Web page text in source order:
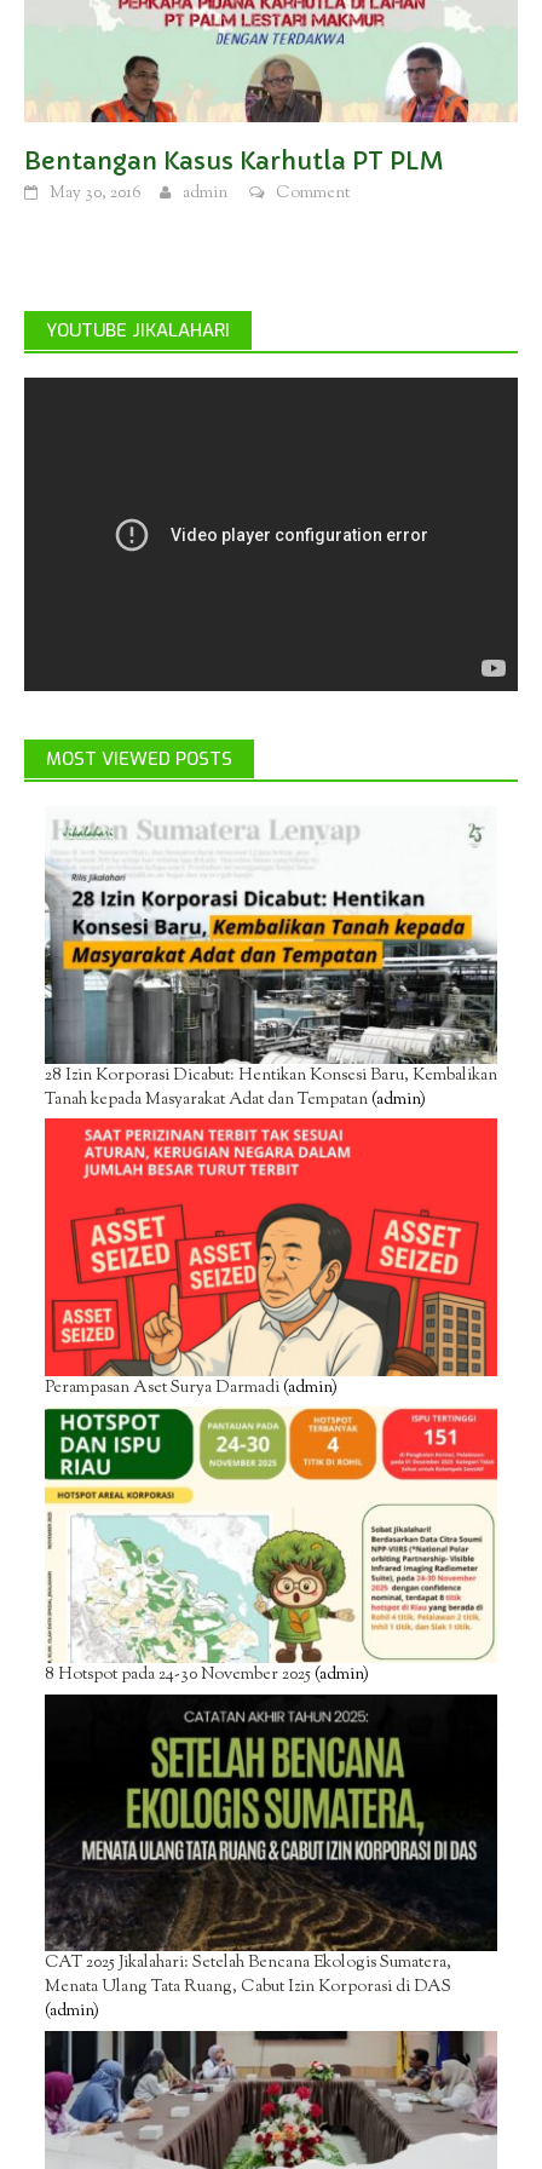
Bentangan Kasus Karhutla PT PLM
May 30, 2016 admin Comment
YOUTUBE JIKALAHARI
MOST VIEWED POSTS
28 Izin Korporasi Dicabut: Hentikan Konsesi Baru, Kembalikan
Tanah kepada Masyarakat Adat dan Tempatan(admin)
Perampasan Aset Surya Darmadi(admin)
8 Hotspot pada 24-30 November 2025(admin)
CAT 2025 Jikalahari: Setelah Bencana Ekologis Sumatera,
Menata Ulang Tata Ruang, Cabut Izin Korporasi di DAS
(admin)